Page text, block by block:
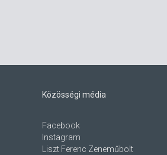
Közösségi média
Facebook
Instagram
Liszt Ferenc Zeneműbolt